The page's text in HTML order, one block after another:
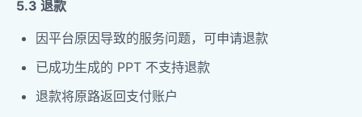
5.3 退款
因平台原因导致的服务问题，可申请退款
已成功生成的 PPT 不支持退款
退款将原路返回支付账户